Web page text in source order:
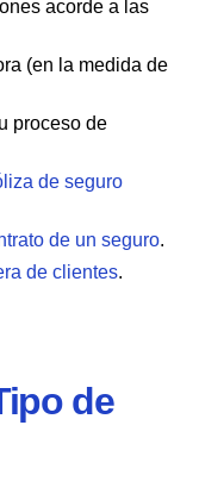
acorde a las
(en la medida de
proceso de
de seguro
de un seguro.
de clientes.
de